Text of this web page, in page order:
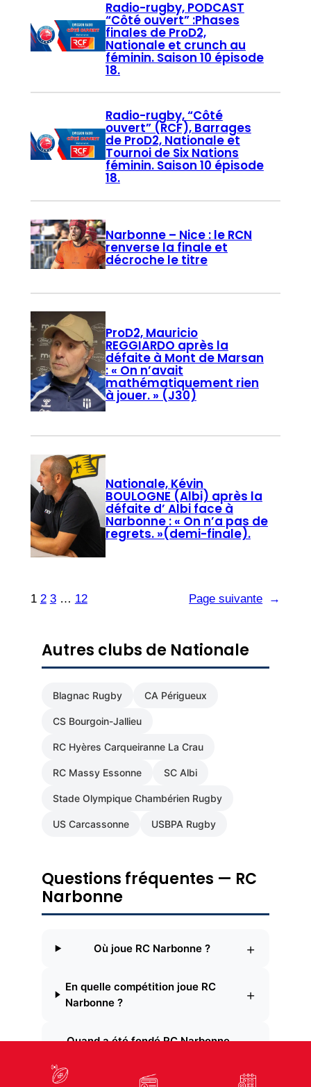
Radio-rugby, PODCAST
“Côté ouvert” :Phases
finales de ProD2,
Nationale et crunch au
féminin. Saison 10 épisode
18.
Radio-rugby, “Côté
ouvert” (RCF), Barrages
de ProD2, Nationale et
Tournoi de Six Nations
féminin. Saison 10 épisode
18.
Narbonne – Nice : le RCN
renverse la finale et
décroche le titre
ProD2, Mauricio
REGGIARDO après la
défaite à Mont de Marsan
: « On n’avait
mathématiquement rien
à jouer. » (J30)
Nationale, Kévin
BOULOGNE (Albi) après la
défaite d’ Albi face à
Narbonne : « On n’a pas de
regrets. »(demi-finale).
1 2 3 … 12 Page suivante →
Autres clubs de Nationale
Blagnac Rugby CA Périgueux
CS Bourgoin-Jallieu
RC Hyères Carqueiranne La Crau
RC Massy Essonne SC Albi
Stade Olympique Chambérien Rugby
US Carcassonne USBPA Rugby
Questions fréquentes — RC
Narbonne
Où joue RC Narbonne ? +
En quelle compétition joue RC
Narbonne ?
+
Quand a été fondé RC Narbonne